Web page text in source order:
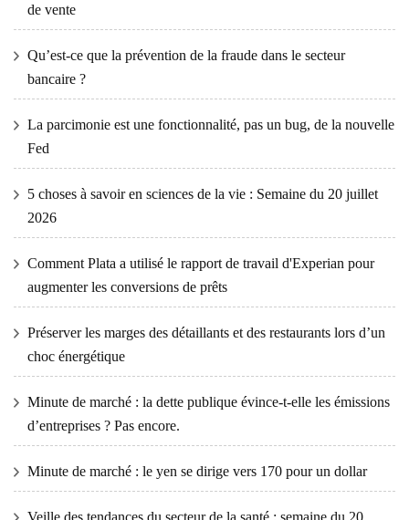
de vente
Qu’est-ce que la prévention de la fraude dans le secteur
bancaire ?
La parcimonie est une fonctionnalité, pas un bug, de la nouvelle
Fed
5 choses à savoir en sciences de la vie : Semaine du 20 juillet
2026
Comment Plata a utilisé le rapport de travail d'Experian pour
augmenter les conversions de prêts
Préserver les marges des détaillants et des restaurants lors d’un
choc énergétique
Minute de marché : la dette publique évince-t-elle les émissions
d’entreprises ? Pas encore.
Minute de marché : le yen se dirige vers 170 pour un dollar
Veille des tendances du secteur de la santé : semaine du 20